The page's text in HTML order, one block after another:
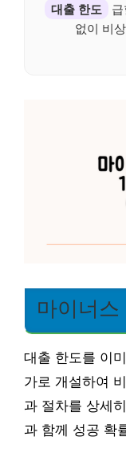
대출 한도
없이 비
마이너스
대출 한도를 이
가로 개설하여
과 절차를 상세
과 함께 성공 확